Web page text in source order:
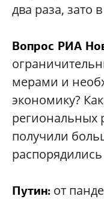
два раза,
Вопрос РИА
мерами и
экономику?
региональных
получили
Путин: от